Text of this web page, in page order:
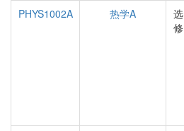
PHYS1002A
热学A
选
修